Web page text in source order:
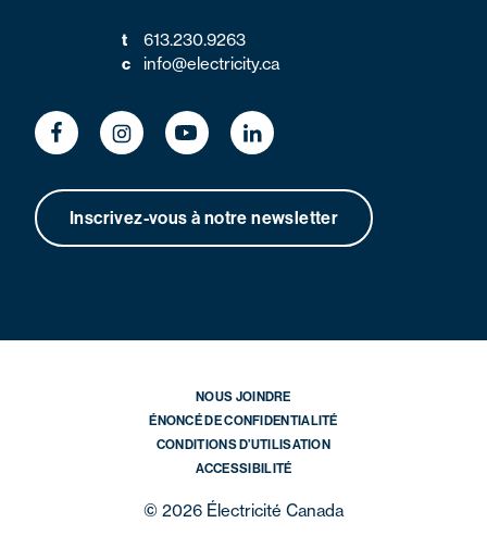
t 613.230.9263
c info@electricity.ca
Inscrivez-vous à notre newsletter
NOUS JOINDRE
ÉNONCÉ DE CONFIDENTIALITÉ
CONDITIONS D’UTILISATION
ACCESSIBILITÉ
© 2026 Électricité Canada